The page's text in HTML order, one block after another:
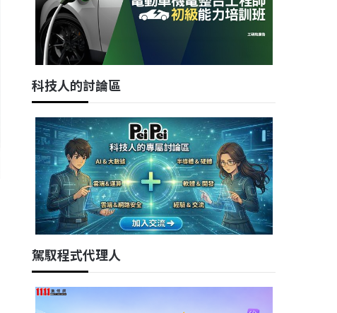
科技人的討論區
駕馭程式代理人